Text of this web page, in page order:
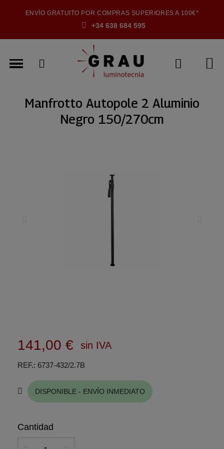
ENVÍO GRATUITO POR COMPRAS SUPERIORES A 100€*
+34 638 684 595
Manfrotto Autopole 2 Aluminio
Negro 150/270cm
141,00 € sin IVA
REF. 6737-432/2.7B
DISPONIBLE - ENVÍO INMEDIATO
Cantidad